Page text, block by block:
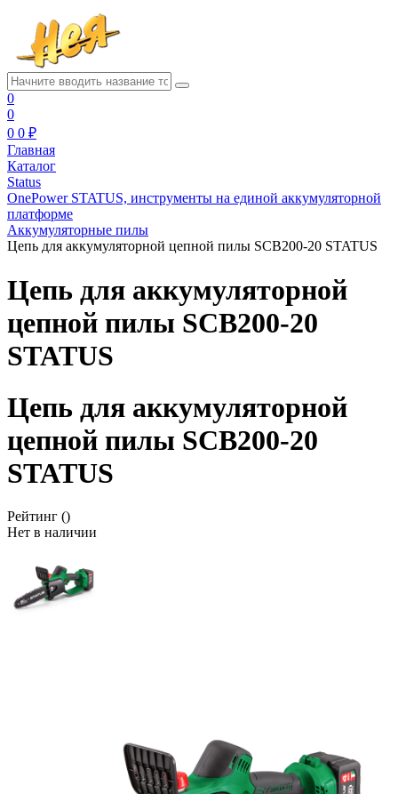
0
0
0 0 ₽
Главная
Каталог
Status
OnePower STATUS, инструменты на единой аккумуляторной
платформе
Аккумуляторные пилы
Цепь для аккумуляторной цепной пилы SCB200-20 STATUS
Цепь для аккумуляторной
цепной пилы SCB200-20
STATUS
Цепь для аккумуляторной
цепной пилы SCB200-20
STATUS
Рейтинг ()
Нет в наличии